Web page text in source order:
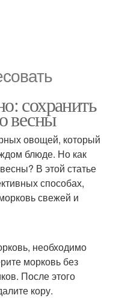
сохранить
весны
овощей, который
блюде. Но как
В этой статье
способах,
свежей и
необходимо
морковь без
После этого
кору.